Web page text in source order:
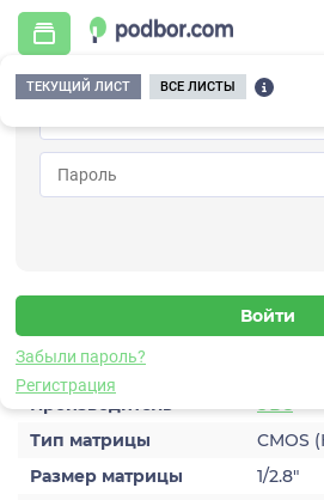
Забыли пароль?
Регистрация
ТЕКУЩИЙ ЛИСТ ВСЕ ЛИСТЫ
Главная / Видеонаблюдение /
Вернуться к списку
Видеокамера IP
Характеристики
Производитель
ЭВС
Тип матрицы
CMOS
Размер матрицы
1/2.8″